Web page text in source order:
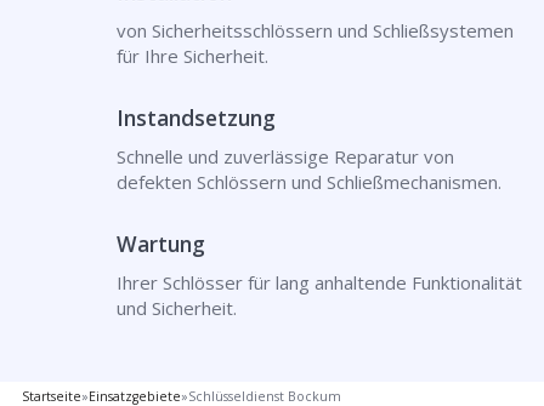
von Sicherheitsschlössern und Schließsystemen
für Ihre Sicherheit.
Instandsetzung
Schnelle und zuverlässige Reparatur von
defekten Schlössern und Schließmechanismen.
Wartung
Ihrer Schlösser für lang anhaltende Funktionalität
und Sicherheit.
Startseite»Einsatzgebiete»Schlüsseldienst Bockum